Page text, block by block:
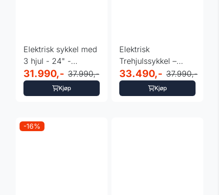
Elektrisk sykkel med
3 hjul - 24" -
Leaderfox Lovelo -
...
31.990,- 37.990,-
Kjøp
Elektrisk
Trehjulssykkel –
Leaderfox Lovelo
med ...
33.490,- 37.990,-
Kjøp
-16%